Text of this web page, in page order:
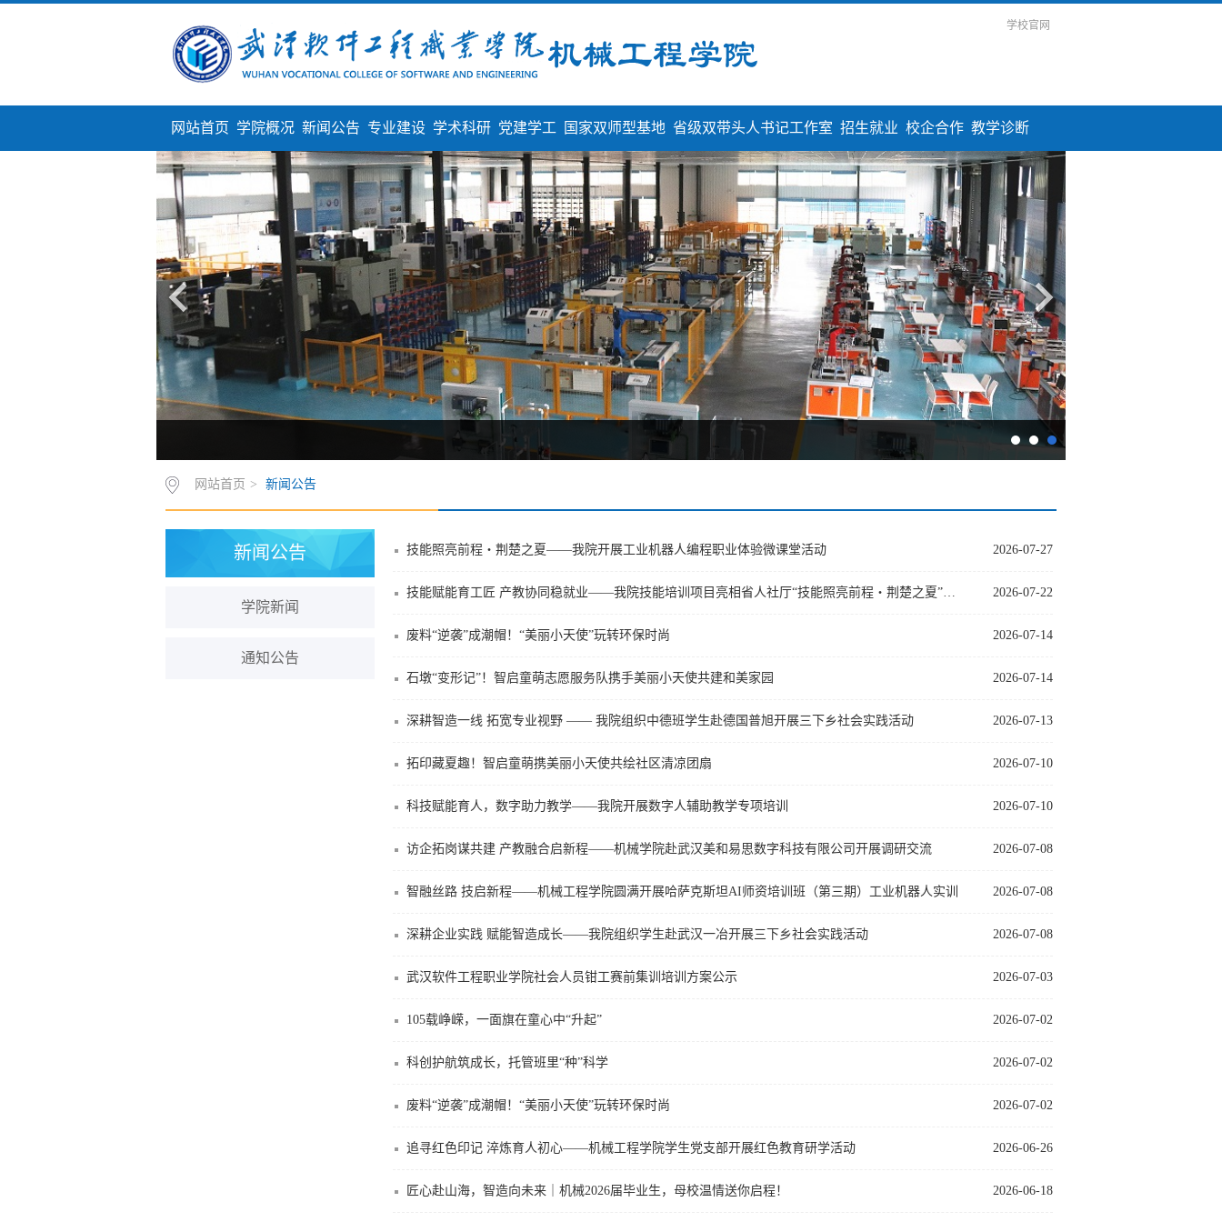
学校官网
网站首页 学院概况 新闻公告 专业建设 学术科研 党建学工 国家双师型基地 省级双带头人书记工作室 招生就业 校企合作 教学诊断
网站首页 > 新闻公告
新闻公告
学院新闻
通知公告
2026-07-27
技能照亮前程・荆楚之夏——我院开展工业机器人编程职业体验微课堂活动
2026-07-22
技能赋能育工匠 产教协同稳就业——我院技能培训项目亮相省人社厅“技能照亮前程・荆楚之夏”启动仪式
2026-07-14
废料“逆袭”成潮帽！“美丽小天使”玩转环保时尚
2026-07-14
石墩“变形记”！智启童萌志愿服务队携手美丽小天使共建和美家园
2026-07-13
深耕智造一线 拓宽专业视野 —— 我院组织中德班学生赴德国普旭开展三下乡社会实践活动
2026-07-10
拓印藏夏趣！智启童萌携美丽小天使共绘社区清凉团扇
2026-07-10
科技赋能育人，数字助力教学——我院开展数字人辅助教学专项培训
2026-07-08
访企拓岗谋共建 产教融合启新程——机械学院赴武汉美和易思数字科技有限公司开展调研交流
2026-07-08
智融丝路 技启新程——机械工程学院圆满开展哈萨克斯坦AI师资培训班（第三期）工业机器人实训
2026-07-08
深耕企业实践 赋能智造成长——我院组织学生赴武汉一冶开展三下乡社会实践活动
2026-07-03
武汉软件工程职业学院社会人员钳工赛前集训培训方案公示
2026-07-02
105载峥嵘，一面旗在童心中“升起”
2026-07-02
科创护航筑成长，托管班里“种”科学
2026-07-02
废料“逆袭”成潮帽！“美丽小天使”玩转环保时尚
2026-06-26
追寻红色印记 淬炼育人初心——机械工程学院学生党支部开展红色教育研学活动
2026-06-18
匠心赴山海，智造向未来｜机械2026届毕业生，母校温情送你启程！